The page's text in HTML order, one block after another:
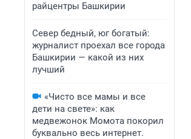
райцентры Башкирии
Север бедный, юг богатый:
журналист проехал все города
Башкирии — какой из них
лучший
«Чисто все мамы и все
дети на свете»: как
медвежонок Момота покорил
буквально весь интернет.